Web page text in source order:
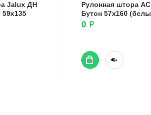
Jalux ДН
Рулонная штора
Бутон 57x160
0 ₽